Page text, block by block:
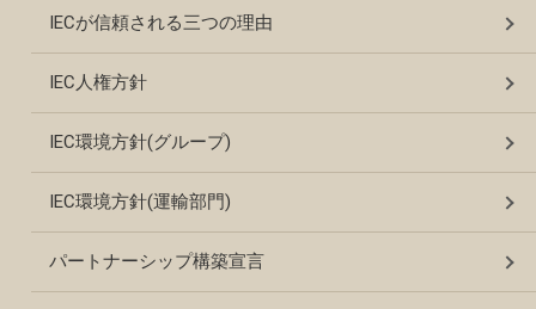
IECが信頼される三つの理由
IEC人権方針
IEC環境方針(グループ)
IEC環境方針(運輸部門)
パートナーシップ構築宣言